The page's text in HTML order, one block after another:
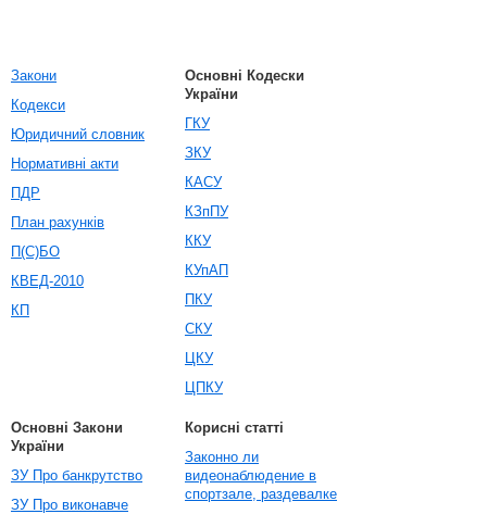
Закони
Кодекси
Юридичний словник
Нормативні акти
ПДР
План рахунків
П(С)БО
КВЕД-2010
КП
Основні Кодески
України
ГКУ
ЗКУ
КАСУ
КЗпПУ
ККУ
КУпАП
ПКУ
СКУ
ЦКУ
ЦПКУ
Основні Закони
України
ЗУ Про банкрутство
ЗУ Про виконавче
Корисні статті
Законно ли
видеонаблюдение в
спортзале, раздевалке